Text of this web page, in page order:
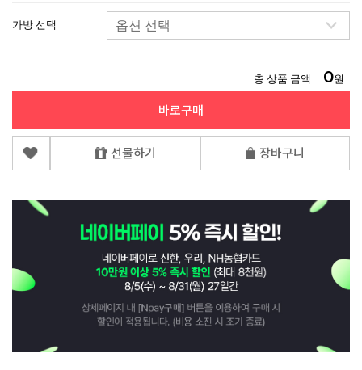
가방 선택
총 상품 금액 0원
바로구매
선물하기 장바구니